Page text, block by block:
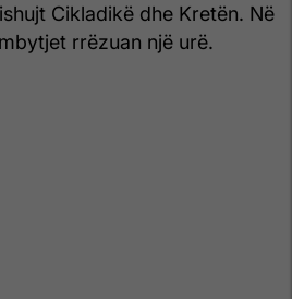
Cikladikë dhe Kretën. Në
rrëzuan një urë.